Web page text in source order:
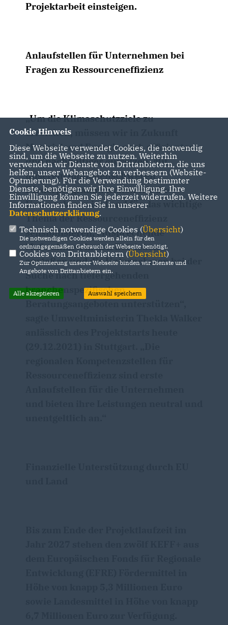
Projektarbeit einsteigen.
Anlaufstellen für Unternehmen bei
Fragen zu Ressourceneffizienz
Um die Klimaschutzziele zu
erreichen, müssen wir in Zukunft
Material und Energie noch effizienter
und nachhaltiger einsetzen. Mit
unserem millionenschweren
Förderprogramm wollen wir die
Unternehmen im Land für das wichtige
Thema der Ressourceneffizienz
sensibilisieren, entsprechende
Maßnahmen in den Betrieben
anstoßen und die Unternehmen bei der
Suche nach tiefergehenden
branchenspezifischen
Cookie Hinweis
Diese Webseite verwendet Cookies, die notwendig
sind, um die Webseite zu nutzen. Weiterhin
verwenden wir Dienste von Drittanbietern, die uns
helfen, unser Webangebot zu verbessern (Website-
Optmierung). Für die Verwendung bestimmter
Dienste, benötigen wir Ihre Einwilligung. Ihre
Einwilligung können Sie jederzeit widerrufen. Weitere
Informationen finden Sie in unserer
Datenschutzerklärung.
Technisch notwendige Cookies (Übersicht)
Die notwendigen Cookies werden allein für den
ordnungsgemäßen Gebrauch der Webseite benötigt.
Cookies von Drittanbietern (Übersicht)
Zur Optimierung unserer Webseite binden wir Dienste und
Angebote von Drittanbietern ein.
Alle akzeptieren Auswahl speichern